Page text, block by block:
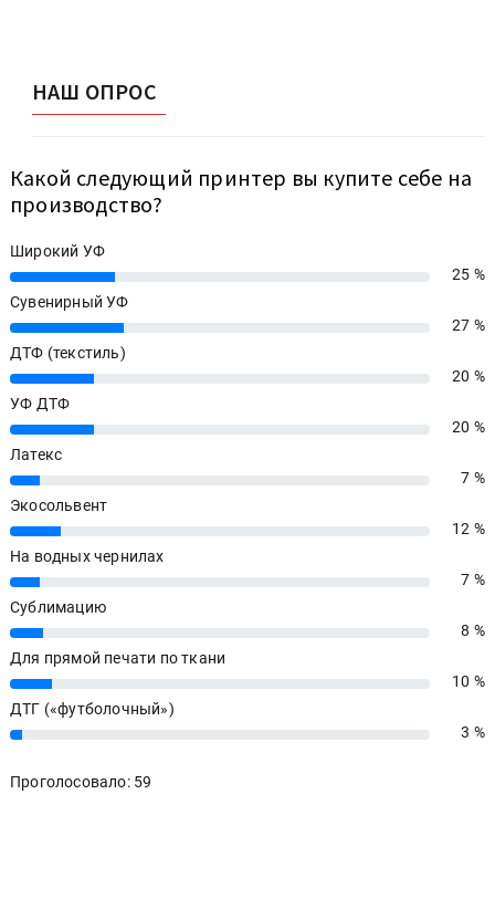
НАШ ОПРОС
Какой следующий принтер вы купите себе на
производство?
Широкий УФ
25%
25 %
Сувенирный УФ
27%
27 %
ДТФ (текстиль)
20%
20 %
УФ ДТФ
20%
20 %
Латекс
7%
7 %
Экосольвент
12%
12 %
На водных чернилах
7%
7 %
Сублимацию
8%
8 %
Для прямой печати по ткани
10%
10 %
ДТГ («футболочный»)
3% 3 %
Проголосовало: 59